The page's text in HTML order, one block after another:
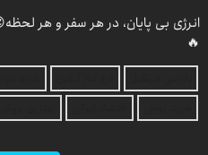
انرژی بی پایان، در هر سفر و هر
🔥